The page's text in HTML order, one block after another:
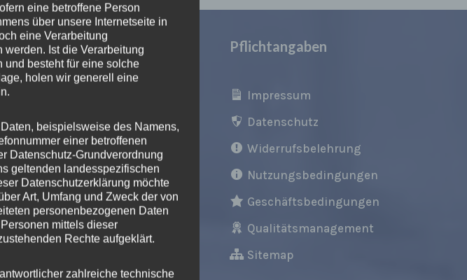
Pumpen & Anlagen
Druckerhöhungsanlagen,
Verfahrenstechnik, Hebeanlagen,
Sonderanlagenbau, Projektplanung,
Wartung, Instandsetzung, uvm.
Wasserbelüfter
Pflichtangaben
Impressum
Datenschutz
Widerrufsbelehrung
Nutzungsbedingungen
Geschäftsbedingungen
Qualitätsmanagement
Sitemap
eine betroffene Person
über unsere Internetseite in
eine Verarbeitung
Ist die Verarbeitung
und besteht für eine solche
holen wir generell eine
beispielsweise des Namens,
einer betroffenen
Datenschutz-Grundverordnung
geltenden landesspezifischen
Datenschutzerklärung möchte
Art, Umfang und Zweck der von
personenbezogenen Daten
mittels dieser
Rechte aufgeklärt.
zahlreiche technische